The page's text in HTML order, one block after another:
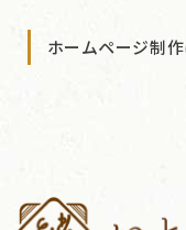
ホームページ制